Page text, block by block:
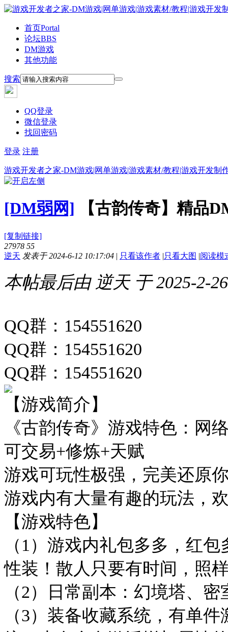
首页Portal
论坛BBS
DM游戏
其他功能
搜索
QQ登录
微信登录
找回密码
登录 注册
游戏开发者之家-DM游戏|网单游戏|游戏素材/教程|游戏开发制
[DM弱网] 【古韵传奇】精品
[复制链接]
27978 55
逆天 发表于 2024-6-12 10:17:04 | 只看该作者 |只看大图 |阅读模
本帖最后由 逆天 于 2025-2-
QQ群： 154551620
QQ群： 154551620
QQ群：154551620
【游戏简介】
《古韵传奇》游戏特色：网
可交易+修炼+天赋
游戏可玩性极强，完美还原
游戏内有大量有趣的玩法，
【游戏特色】
（1）游戏内礼包多多，红
性装！散人只要有时间，照
（2）日常副本：幻境塔、密
（3）装备收藏系统，有单